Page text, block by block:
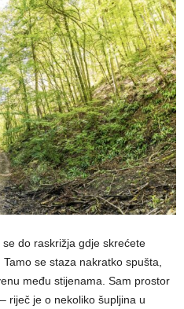
do raskrižja gdje skrećete
se staza nakratko spušta,
među stijenama. Sam prostor
riječ je o nekoliko šupljina u